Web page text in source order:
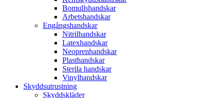
Bomullshandskar
Arbetshandskar
Engångshandskar
Nitrilhandskar
Latexhandskar
Neoprenhandskar
Plasthandskar
Sterila handskar
Vinylhandskar
Skyddsutrustning
Skyddskläder